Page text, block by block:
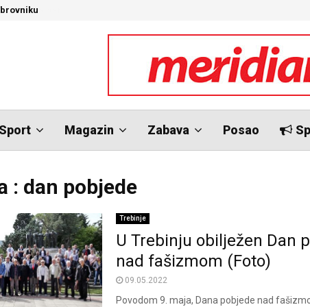
Sport Magazin Zabava Posao
: dan pobjede
Trebinje
U Trebinju obilježen Dan
nad fašizmom (Foto)
09.05.2022
Povodom 9. maja, Dana pobjede nad